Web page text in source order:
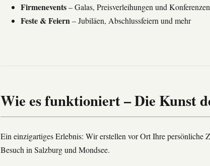
Firmenevents– Galas, Preisverleihungen und Konferenzen
Feste & Feiern– Jubiläen, Abschlussfeiern und mehr
Wie es funktioniert – Die Kunst
Ein einzigartiges Erlebnis: Wir erstellen vor Ort Ihre persönliche
Besuch in Salzburg und Mondsee.